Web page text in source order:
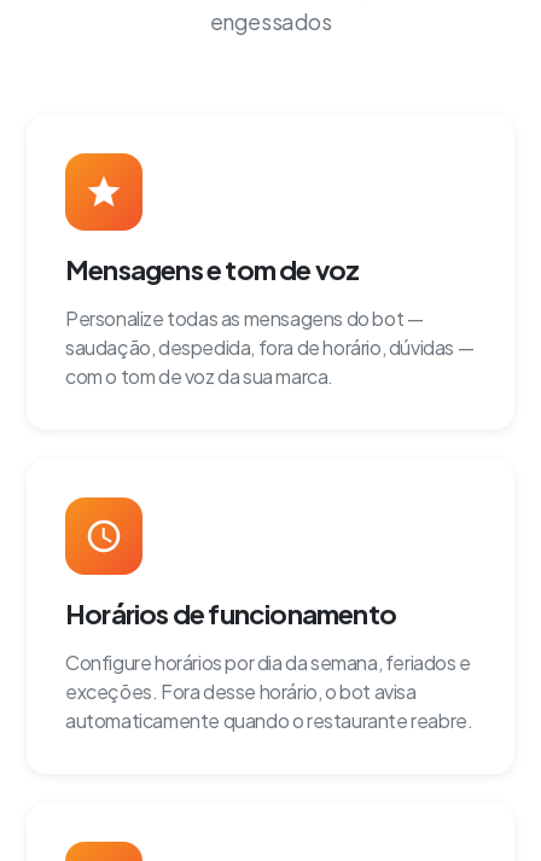
engessados
Mensagens e tom de voz
Personalize todas as mensagens do bot —
saudação, despedida, fora de horário, dúvidas —
com o tom de voz da sua marca.
Horários de funcionamento
Configure horários por dia da semana, feriados e
exceções. Fora desse horário, o bot avisa
automaticamente quando o restaurante reabre.